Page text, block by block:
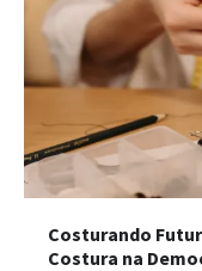
Costurando
Costura na